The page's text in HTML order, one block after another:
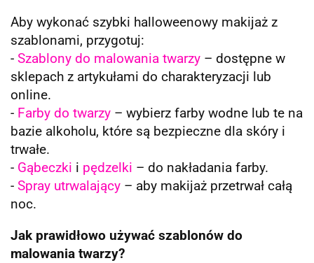
Aby wykonać szybki halloweenowy makijaż z
szablonami, przygotuj:
- Szablony do malowania twarzy – dostępne w
sklepach z artykułami do charakteryzacji lub
online.
- Farby do twarzy – wybierz farby wodne lub te na
bazie alkoholu, które są bezpieczne dla skóry i
trwałe.
- Gąbeczki i pędzelki – do nakładania farby.
- Spray utrwalający – aby makijaż przetrwał całą
noc.
Jak prawidłowo używać szablonów do
malowania twarzy?